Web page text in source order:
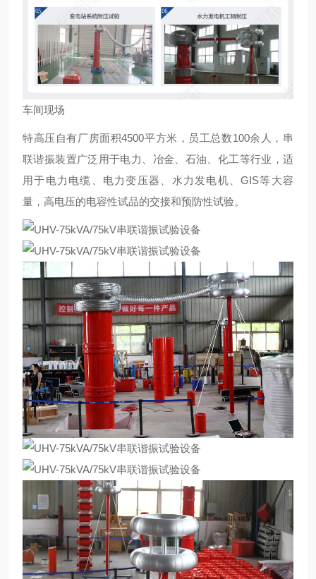
车间现场
特高压自有厂房面积4500平方米，员工总数100余人，串
联谐振装置广泛用于电力、冶金、石油、化工等行业，适
用于电力电缆、电力变压器、水力发电机、GIS等大容
量，高电压的电容性试品的交接和预防性试验。